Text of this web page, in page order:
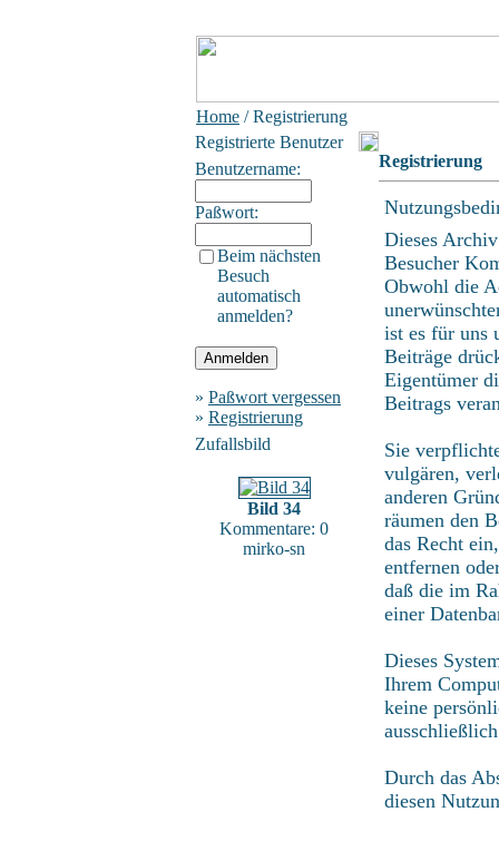
Home / Registrierung
Registrierte Benutzer
Benutzername:
Paßwort:
Beim nächsten
Besuch
automatisch
anmelden?
» Paßwort vergessen
» Registrierung
Zufallsbild
Bild 34
Kommentare: 0
mirko-sn
Registrierung
Dieses
Besucher
Obwohl die
ist es für uns
Beiträge
Eigentümer
Beitrags
Sie
vulgären,
anderen
räumen den
das Recht
entfernen
daß die im
einer
Dieses
Ihrem
keine
Durch das
diesen